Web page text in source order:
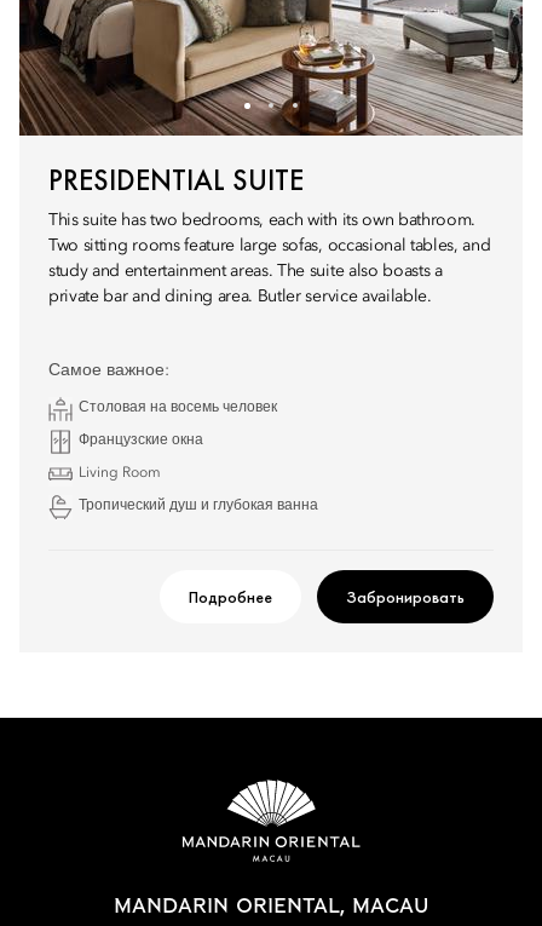
PRESIDENTIAL SUITE
This suite has two bedrooms, each with its own bathroom.
Two sitting rooms feature large sofas, occasional tables, and
study and entertainment areas. The suite also boasts a
private bar and dining area. Butler service available.
Самое важное:
Столовая на восемь человек
Французские окна
Living Room
Тропический душ и глубокая ванна
Подробнее Забронировать
MANDARIN ORIENTAL, MACAU